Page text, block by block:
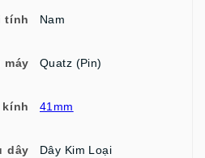
tính Nam
máy Quatz (Pin)
41mm
dây Dây Kim Loại